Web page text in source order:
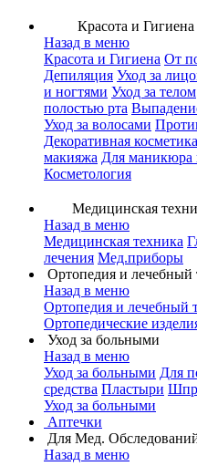
Красота и Гигиена
Назад в меню
Красота и Гигиена От
Депиляция Уход за
и ногтями Уход за телом
полостью рта
Уход за волосами
Декоративная косметика
макияжа Для маникюра
Косметология
Медицинская
Назад в меню
Медицинская техника
лечения Мед.приборы
Ортопедия и лечебный
Назад в меню
Ортопедия и лечебный
Ортопедические
Уход за больными
Назад в меню
Уход за больными Для
средства Пластыри
Уход за больными
Аптечки
Для Мед.
Назад в меню